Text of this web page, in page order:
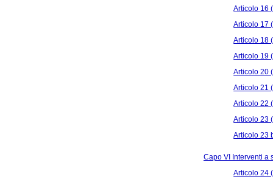
Articolo 16
Articolo 17
Articolo 18
Articolo 19
Articolo 20
Articolo 21
Articolo 22
Articolo 23
Articolo 23
Capo VI Interventi a
Articolo 24